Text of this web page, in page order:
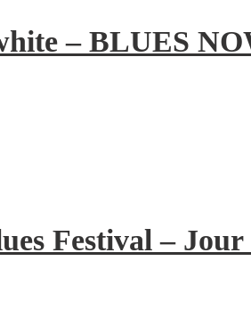
– BLUES
Festival –